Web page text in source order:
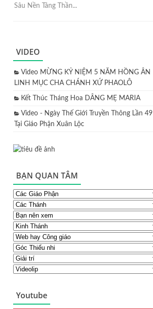
Sâu Nền Tảng Thần...
VIDEO
Video MỪNG KỶ NIỆM 5 NĂM HỒNG ÂN
LINH MỤC CHA CHÁNH XỨ PHAOLÔ
Kết Thúc Tháng Hoa DÂNG MẸ MARIA
Video - Ngày Thế Giới Truyền Thông Lần 49
Tại Giáo Phận Xuân Lộc
BẠN QUAN TÂM
Youtube